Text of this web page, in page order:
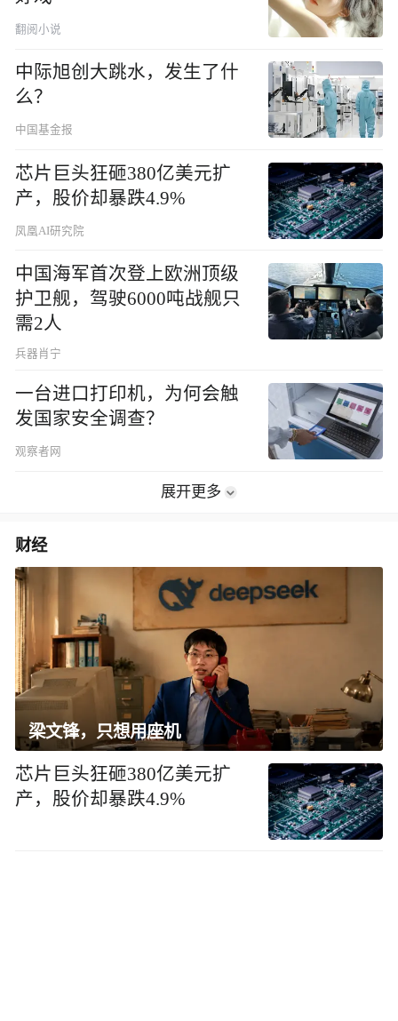
翻阅小说
中际旭创大跳水，发生了什
么？
中国基金报
芯片巨头狂砸380亿美元扩
产，股价却暴跌4.9%
凤凰AI研究院
中国海军首次登上欧洲顶级
护卫舰，驾驶6000吨战舰只
需2人
兵器肖宁
一台进口打印机，为何会触
发国家安全调查？
观察者网
展开更多
财经
梁文锋，只想用座机
芯片巨头狂砸380亿美元扩
产，股价却暴跌4.9%